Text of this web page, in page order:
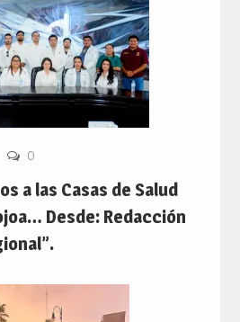
0
a las Casas de Salud
Desde: Redacción